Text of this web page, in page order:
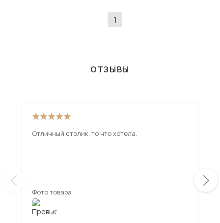
1
ОТЗЫВЫ
Отличный столик, то что хотела.
Фото товара: